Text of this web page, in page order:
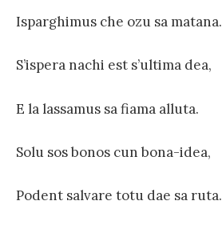
Isparghimus che ozu sa matana.
S’ispera nachi est s’ultima dea,
E la lassamus sa fiama alluta.
Solu sos bonos cun bona-idea,
Podent salvare totu dae sa ruta.